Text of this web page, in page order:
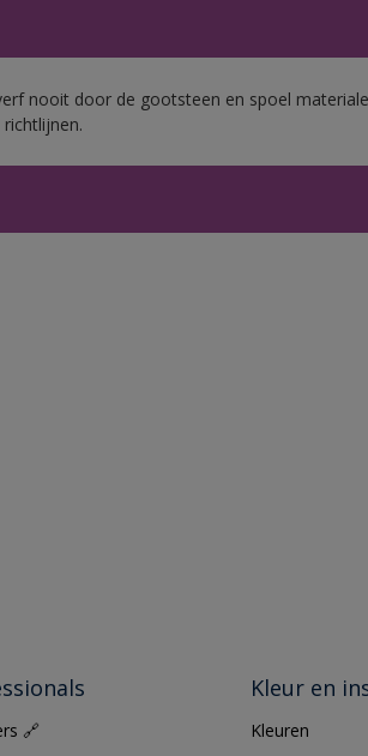
nooit door de gootsteen en spoel
🔗
Kleur en
Kleuren